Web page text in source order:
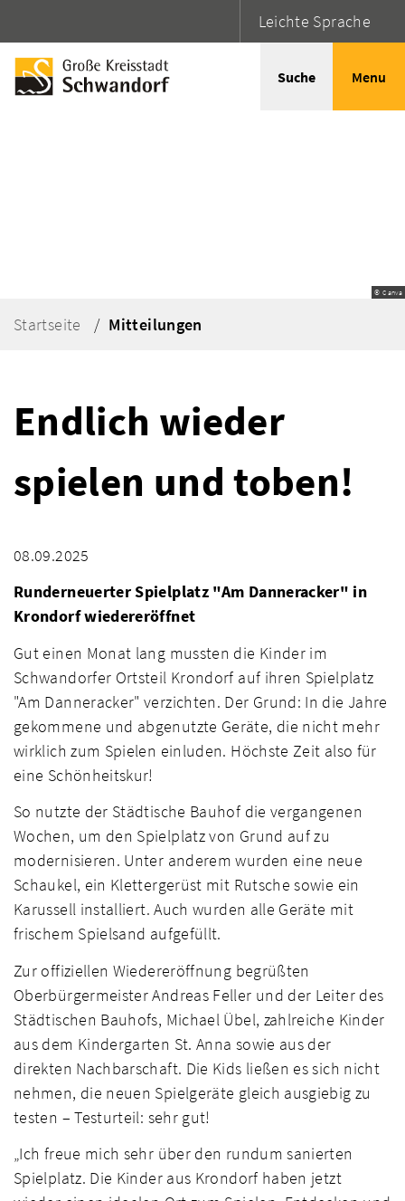
Leichte Sprache
Suche Menu
© Canva
Startseite Mitteilungen
Endlich wieder
spielen und toben!
08.09.2025
Runderneuerter Spielplatz "Am Danneracker" in
Krondorf wiedereröffnet
Gut einen Monat lang mussten die Kinder im
Schwandorfer Ortsteil Krondorf auf ihren Spielplatz
"Am Danneracker" verzichten. Der Grund: In die Jahre
gekommene und abgenutzte Geräte, die nicht mehr
wirklich zum Spielen einluden. Höchste Zeit also für
eine Schönheitskur!
So nutzte der Städtische Bauhof die vergangenen
Wochen, um den Spielplatz von Grund auf zu
modernisieren. Unter anderem wurden eine neue
Schaukel, ein Klettergerüst mit Rutsche sowie ein
Karussell installiert. Auch wurden alle Geräte mit
frischem Spielsand aufgefüllt.
Zur offiziellen Wiedereröffnung begrüßten
Oberbürgermeister Andreas Feller und der Leiter des
Städtischen Bauhofs, Michael Übel, zahlreiche Kinder
aus dem Kindergarten St. Anna sowie aus der
direkten Nachbarschaft. Die Kids ließen es sich nicht
nehmen, die neuen Spielgeräte gleich ausgiebig zu
testen – Testurteil: sehr gut!
„Ich freue mich sehr über den rundum sanierten
Spielplatz. Die Kinder aus Krondorf haben jetzt